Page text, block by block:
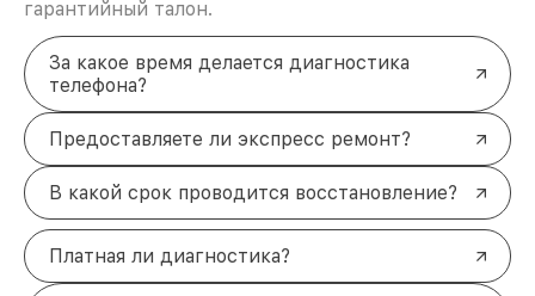
гарантийный талон.
За какое время делается диагностика
телефона?
Предоставляете ли экспресс ремонт?
В какой срок проводится восстановление?
Платная ли диагностика?